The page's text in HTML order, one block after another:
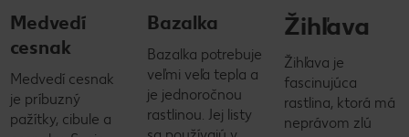
Medvedí
cesnak
Medvedí cesnak
je príbuzný
pažítky, cibule a
Bazalka
Bazalka potrebuje
veľmi veľa tepla a
je jednoročnou
rastlinou. Jej listy
Žihľava
Žihľava je
fascinujúca
rastlina, ktorá má
neprávom zlú